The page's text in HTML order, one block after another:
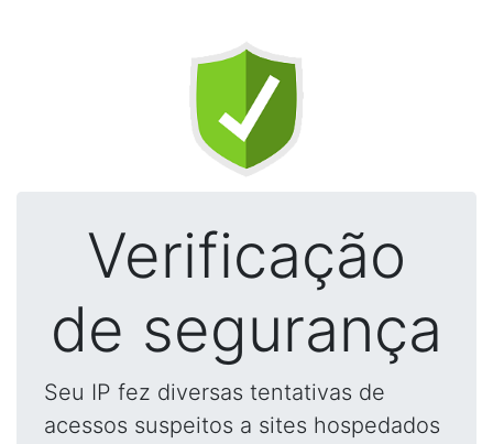
Verificação
de segurança
Seu IP fez diversas tentativas de
acessos suspeitos a sites hospedados